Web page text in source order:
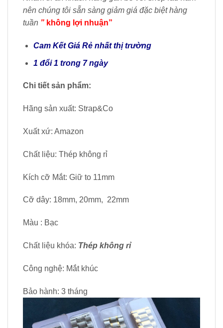
nên chúng tôi sẵn sàng giảm giá đặc biệt hàng
tuần ” không lợi nhuận”
Cam Kết Giá Rẻ nhất thị trường
1 đổi 1 trong 7 ngày
Chi tiết sản phẩm:
Hãng sản xuất: Strap&Co
Xuất xứ: Amazon
Chất liệu: Thép không rỉ
Kích cỡ Mắt: Giữ to 11mm
Cỡ dây: 18mm, 20mm, 22mm
Màu : Bạc
Chất liệu khóa: Thép không rỉ
Công nghệ: Mắt khúc
Bảo hành: 3 tháng